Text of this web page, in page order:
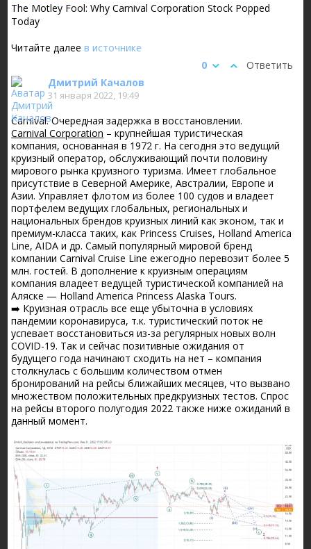
The Motley Fool: Why Carnival Corporation Stock Popped
Today
Читайте далеев источнике
Ответить
0
Дмитрий Качалов
31 января 2022, 19:49
Carnival. Очередная задержка в восстановлении.
Carnival Corporation – крупнейшая туристическая
компания, основанная в 1972 г. На сегодня это ведущий
круизный оператор, обслуживающий почти половину
мирового рынка круизного туризма. Имеет глобальное
присутствие в Северной Америке, Австралии, Европе и
Азии. Управляет флотом из более 100 судов и владеет
портфелем ведущих глобальных, региональных и
национальных брендов круизных линий как эконом, так и
премиум-класса таких, как Princess Cruises, Holland America
Line, AIDA и др. Самый популярный мировой бренд
компании Carnival Cruise Line ежегодно перевозит более 5
млн. гостей. В дополнение к круизным операциям
компания владеет ведущей туристической компанией на
Аляске — Holland America Princess Alaska Tours.
➡️ Круизная отрасль все еще убыточна в условиях
пандемии коронавируса, т.к. туристический поток не
успевает восстановиться из-за регулярных новых волн
COVID-19. Так и сейчас позитивные ожидания от
будущего года начинают сходить на нет – компания
столкнулась с большим количеством отмен
бронирований на рейсы ближайших месяцев, что вызвано
множеством положительных предкруизных тестов. Спрос
на рейсы второго полугодия 2022 также ниже ожиданий в
данный момент.